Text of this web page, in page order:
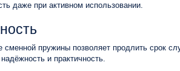
даже при активном использовании.
сменной пружины позволяет продлить срок
и практичность.